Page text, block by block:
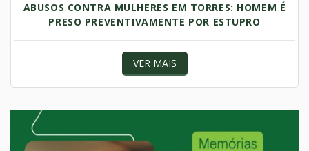
ABUSOS CONTRA MULHERES EM TORRES: HOMEM É
PRESO PREVENTIVAMENTE POR ESTUPRO
VER MAIS